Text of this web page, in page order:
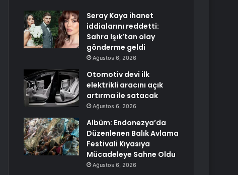
Seray Kaya ihanet
iddialarını reddetti:
Sahra Işık’tan olay
gönderme geldi
Ağustos 6, 2026
Otomotiv devi ilk
elektrikli aracını açık
artırma ile satacak
Ağustos 6, 2026
Albüm: Endonezya’da
Düzenlenen Balık Avlama
Festivali Kıyasıya
Mücadeleye Sahne Oldu
Ağustos 6, 2026